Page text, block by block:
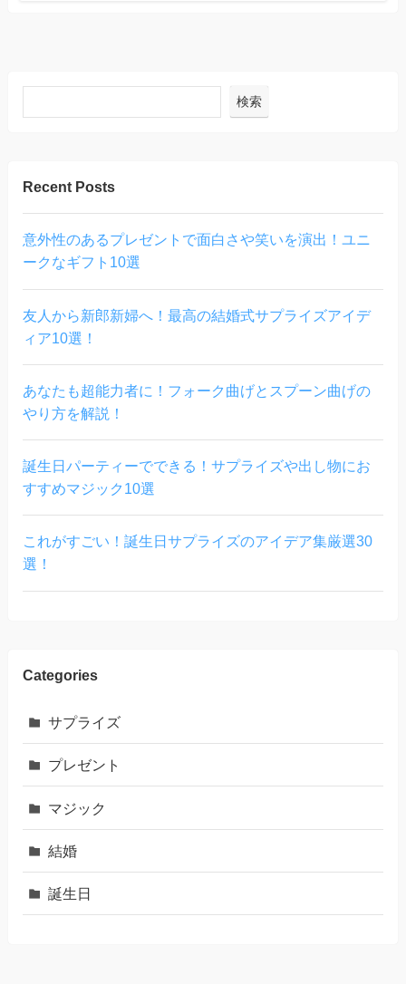
検索
Recent Posts
意外性のあるプレゼントで面白さや笑いを演出！ユニ
ークなギフト10選
友人から新郎新婦へ！最高の結婚式サプライズアイデ
ィア10選！
あなたも超能力者に！フォーク曲げとスプーン曲げの
やり方を解説！
誕生日パーティーでできる！サプライズや出し物にお
すすめマジック10選
これがすごい！誕生日サプライズのアイデア集厳選30
選！
Categories
サプライズ
プレゼント
マジック
結婚
誕生日